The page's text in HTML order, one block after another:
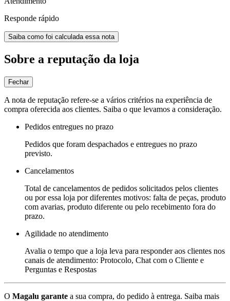
Responde rápido
Saiba como foi calculada essa nota
Sobre a reputação da loja
Fechar
A nota de reputação refere-se a vários critérios na experiência de
compra oferecida aos clientes. Saiba o que levamos a consideração.
Pedidos entregues no prazo
Pedidos que foram despachados e entregues no prazo
previsto.
Cancelamentos
Total de cancelamentos de pedidos solicitados pelos clientes
ou por essa loja por diferentes motivos: falta de peças, produto
com avarias, produto diferente ou pelo recebimento fora do
prazo.
Agilidade no atendimento
Avalia o tempo que a loja leva para responder aos clientes nos
canais de atendimento: Protocolo, Chat com o Cliente e
Perguntas e Respostas
O Magalu garante a sua compra, do pedido à entrega. Saiba mais